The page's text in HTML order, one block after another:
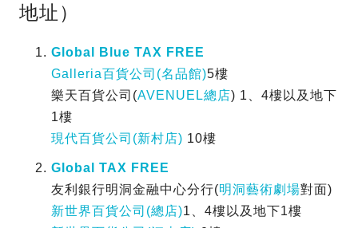
地址）
Global Blue TAX FREE
Galleria百貨公司(名品館)5樓
樂天百貨公司(AVENUEL總店) 1、4樓以及地下
1樓
現代百貨公司(新村店) 10樓
Global TAX FREE
友利銀行明洞金融中心分行(明洞藝術劇場對面)
新世界百貨公司(總店)1、4樓以及地下1樓